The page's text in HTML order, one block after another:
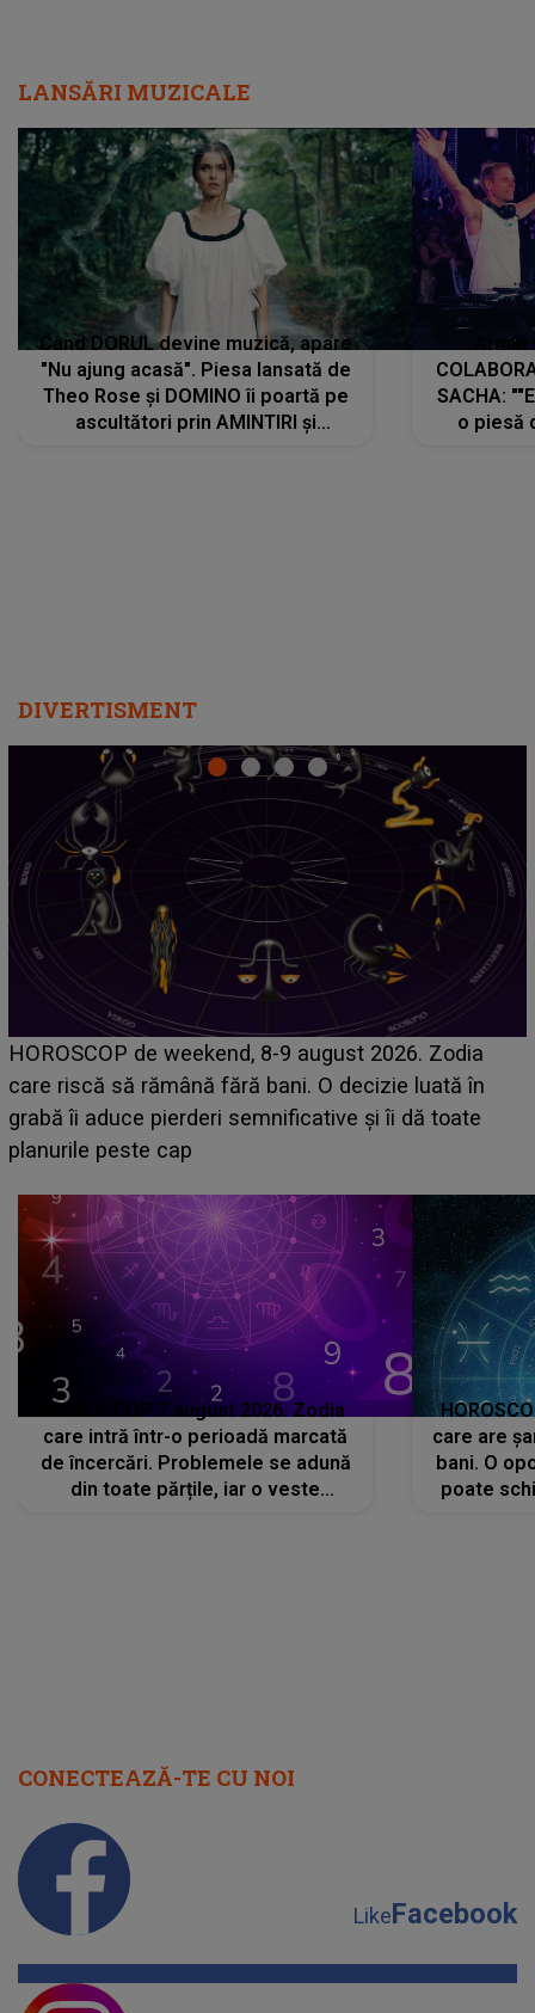
LANSĂRI MUZICALE
Când DORUL devine muzică, apare
"Nu ajung acasă". Piesa lansată de
Theo Rose și DOMINO îi poartă pe
ascultători prin AMINTIRI și
SACHA:
o piesă
DIVERTISMENT
Emanuel a ținut ACEST DETALIU ASCUNS până
acum! În fața Alexandrei, concurentul din Casa Iubirii
face o MĂRTURISIRE NEAȘTEPTATĂ despre mama
sa: "I-am spus și ei în față, eu nu te iubesc pentru
HOROSCOP 7 august 2026. Zodia
care intră într-o perioadă marcată
de încercări. Problemele se adună
din toate părțile, iar o veste
care are
bani. O
poate
CONECTEAZĂ-TE CU NOI
LikeFacebook